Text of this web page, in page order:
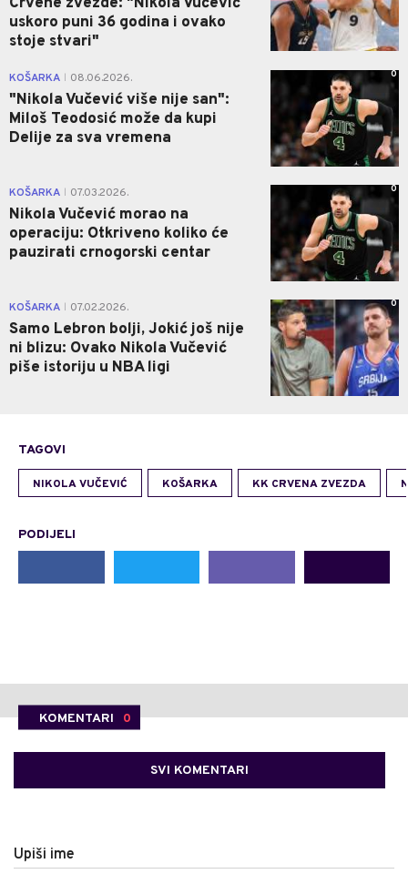
uskoro puni 36 godina i ovako
stoje stvari"
KOŠARKA 08.06.2026.
"Nikola Vučević više nije san":
Miloš Teodosić može da kupi
Delije za sva vremena
0
KOŠARKA 07.03.2026.
Nikola Vučević morao na
operaciju: Otkriveno koliko će
pauzirati crnogorski centar
0
KOŠARKA 07.02.2026.
Samo Lebron bolji, Jokić još nije
ni blizu: Ovako Nikola Vučević
piše istoriju u NBA ligi
0
TAGOVI
NIKOLA VUČEVIĆ KOŠARKA KK CRVENA ZVEZDA
PODIJELI
KOMENTARI 0
SVI KOMENTARI
Upiši ime